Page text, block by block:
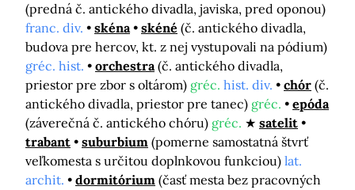
(predná č. antického divadla, javiska, pred oponou)
franc. div.
skéna skéné (č. antického divadla,
budova pre hercov, kt. z nej vystupovali na pódium)
gréc. hist.
orchestra (č. antického divadla,
priestor pre zbor s oltárom) gréc. hist. div. chór (č.
antického divadla, priestor pre tanec) gréc.
epóda
(záverečná č. antického chóru) gréc.
satelit
trabant
suburbium (pomerne samostatná štvrť
veľkomesta s určitou doplnkovou funkciou) lat.
archit.
dormitórium (časť mesta bez pracovných